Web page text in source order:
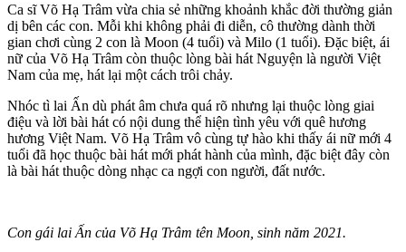
Ca sĩ Võ Hạ Trâm vừa chia sẻ những khoảnh khắc đời thường giản
dị bên các con. Mỗi khi không phải đi diễn, cô thường dành thời
gian chơi cùng 2 con là Moon (4 tuổi) và Milo (1 tuổi). Đặc biệt, ái
nữ của Võ Hạ Trâm còn thuộc lòng bài hát Nguyện là người Việt
Nam của mẹ, hát lại một cách trôi chảy.
Nhóc tì lai Ấn dù phát âm chưa quá rõ nhưng lại thuộc lòng giai
điệu và lời bài hát có nội dung thể hiện tình yêu với quê hương
hương Việt Nam. Võ Hạ Trâm vô cùng tự hào khi thấy ái nữ mới 4
tuổi đã học thuộc bài hát mới phát hành của mình, đặc biệt đây còn
là bài hát thuộc dòng nhạc ca ngợi con người, đất nước.
Con gái lai Ấn của Võ Hạ Trâm tên Moon, sinh năm 2021.